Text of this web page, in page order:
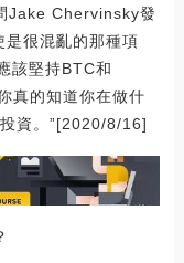
Jake Chervinsky發
是很混亂的那種項
該堅持BTC和
真的知道你在做什
資。”[2020/8/16]